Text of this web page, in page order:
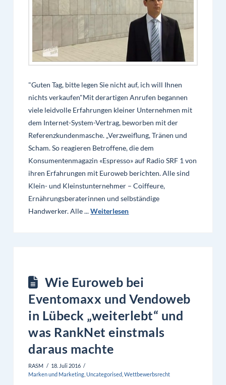
"Guten Tag, bitte legen Sie nicht auf, ich will Ihnen
nichts verkaufen"Mit derartigen Anrufen begannen
viele leidvolle Erfahrungen kleiner Unternehmen mit
dem Internet-System-Vertrag, beworben mit der
Referenzkundenmasche. „Verzweiflung, Tränen und
Scham. So reagieren Betroffene, die dem
Konsumentenmagazin «Espresso» auf Radio SRF 1 von
ihren Erfahrungen mit Euroweb berichten. Alle sind
Klein- und Kleinstunternehmer – Coiffeure,
Ernährungsberaterinnen und selbständige
Handwerker. Alle ...Weiterlesen
Wie Euroweb bei
Eventomaxx und Vendoweb
in Lübeck „weiterlebt“ und
was RankNet einstmals
daraus machte
RASM
18. Juli 2016
Marken und Marketing ,Uncategorised ,Wettbewerbsrecht